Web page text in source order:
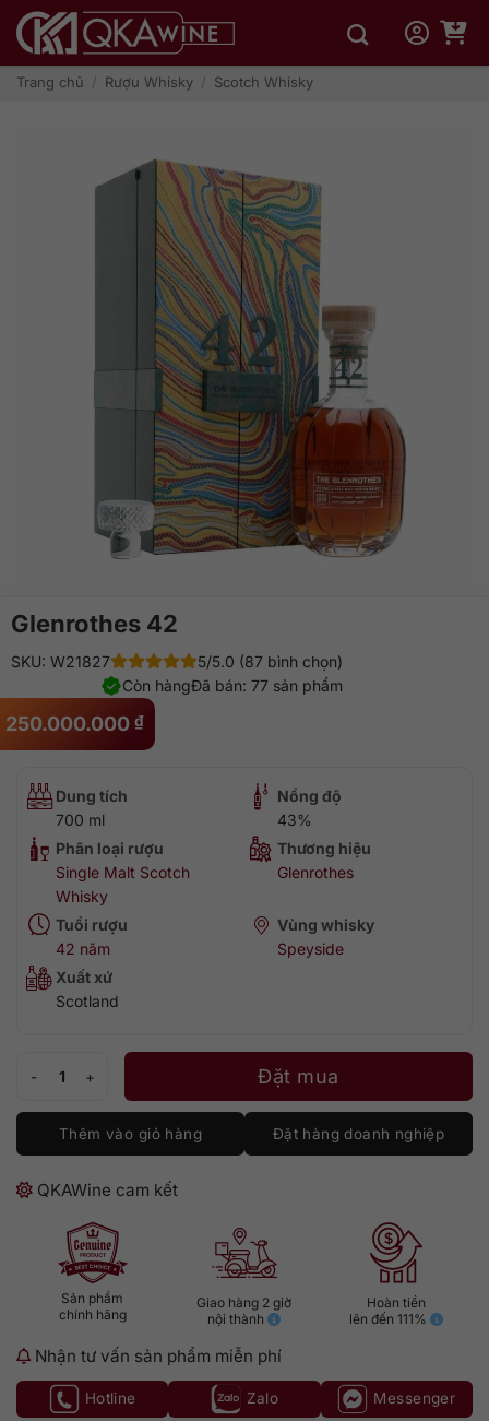
qua
dungTrang chủ / Rượu Whisky / Scotch Whisky
Glenrothes 42
250.000.000 ₫
SKU: W21827
5/5.0 (87 bình chọn)
Đã bán: 77 sản phẩm
Còn hàng
Dung tích
700 ml
Nồng độ
43%
Phân loại rượu
Single Malt Scotch
Whisky
Thương hiệu
Glenrothes
Tuổi rượu
42 năm
Vùng whisky
Speyside
Xuất xứ
Scotland
Đặt mua
Thêm vào giỏ hàng Đặt hàng doanh nghiệp
QKAWine cam kết
Sản phẩm
chính hãng
Giao hàng 2 giờ
nội thành
Hoàn tiền
lên đến 111%
Nhận tư vấn sản phẩm miễn phí
Hotline Zalo Messenger